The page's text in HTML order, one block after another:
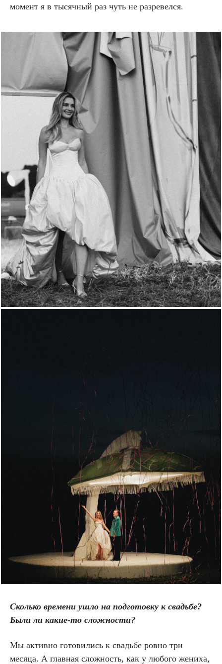
момент я в тысячный раз чуть не разревелся.
Сколько времени ушло на подготовку к свадьбе?
Были ли какие-то сложности?
Мы активно готовились к свадьбе ровно три
месяца. А главная сложность, как у любого жениха,